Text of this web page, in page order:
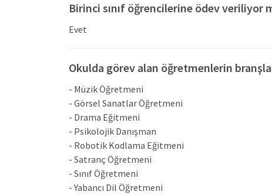
Birinci sınıf öğrencilerine ödev veriliyor
Evet
Okulda görev alan öğretmenlerin
- Müzik Öğretmeni
- Görsel Sanatlar Öğretmeni
- Drama Eğitmeni
- Psikolojik Danışman
- Robotik Kodlama Eğitmeni
- Satranç Öğretmeni
- Sınıf Öğretmeni
- Yabancı Dil Öğretmeni